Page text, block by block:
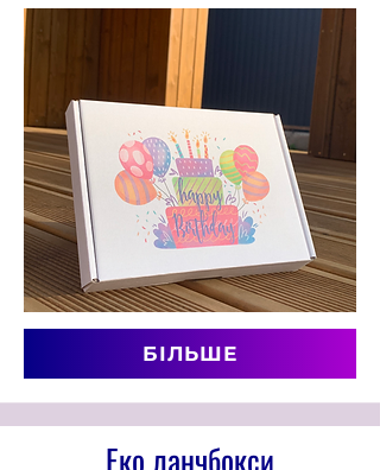
БІЛЬШЕ
Еко ланчбокси